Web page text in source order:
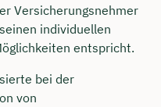
Versicherungsnehmer
individuellen
entspricht.
bei der
von